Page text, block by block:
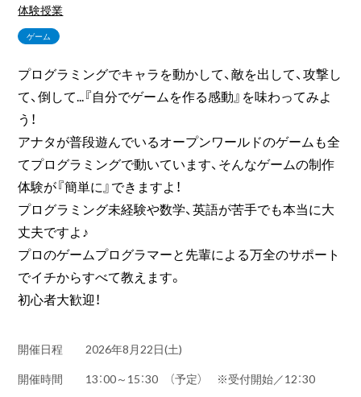
体験授業
ゲーム
プログラミングでキャラを動かして、敵を出して、攻撃し
て、倒して...『自分でゲームを作る感動』を味わってみよ
う！
アナタが普段遊んでいるオープンワールドのゲームも全
てプログラミングで動いています、そんなゲームの制作
体験が『簡単に』できますよ！
プログラミング未経験や数学、英語が苦手でも本当に大
丈夫ですよ♪
プロのゲームプログラマーと先輩による万全のサポート
でイチからすべて教えます。
初心者大歓迎！
開催日程
2026年8月22日(土)
開催時間
13：00～15：30 （予定） ※受付開始／12：30